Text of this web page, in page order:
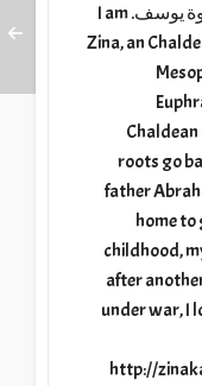
هم لم يلقوني في البئر كما فعل أخوة يوسف. I am
Zina, an
roots go
father
home to
childhood,
after
under war, I
http://